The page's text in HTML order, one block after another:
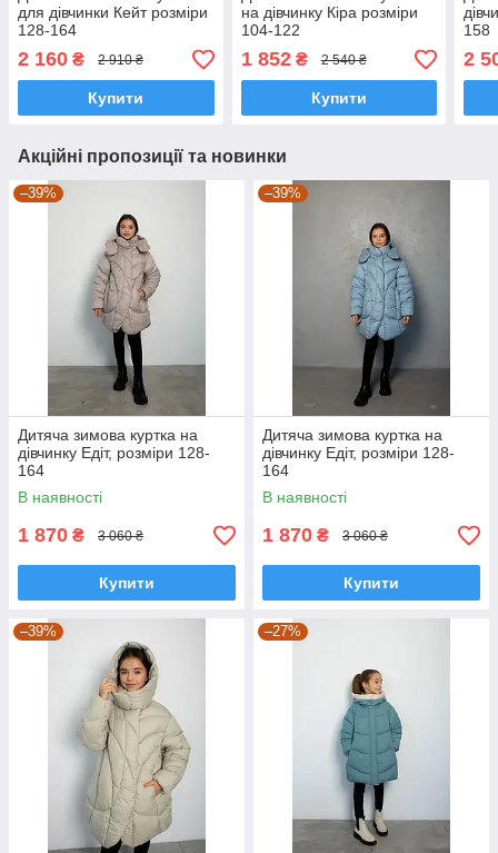
для дівчинки Кейт розміри
128-164
2 160 ₴ 2 910 ₴
Купити
на дівчинку Кіра розміри
104-122
1 852₴ 2 540 ₴
Купити
158
2
Акційні пропозиції та новинки
–39%
Дитяча зимова куртка на
дівчинку Едіт, розміри 128-
164
В наявності
1 870 ₴ 3 060 ₴
Купити
–39%
Дитяча зимова куртка на
дівчинку Едіт, розміри 128-
164
В наявності
1 870 ₴ 3 060 ₴
Купити
–39% –27%